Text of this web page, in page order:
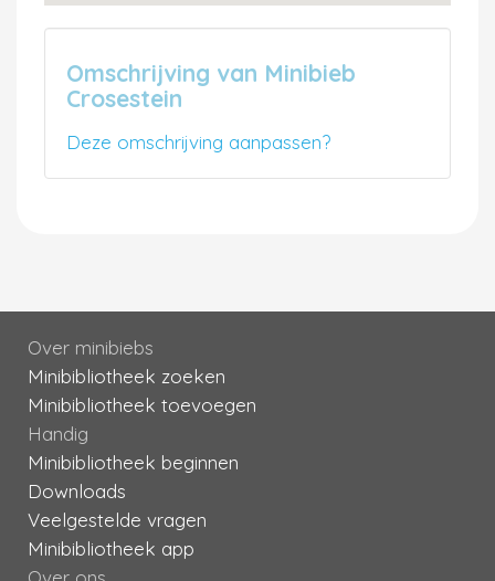
Omschrijving van Minibieb
Crosestein
Deze omschrijving aanpassen?
Over minibiebs
Minibibliotheek zoeken
Minibibliotheek toevoegen
Handig
Minibibliotheek beginnen
Downloads
Veelgestelde vragen
Minibibliotheek app